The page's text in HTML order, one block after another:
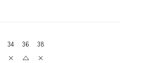
34 36
38
× △ ×